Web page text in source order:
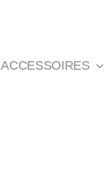
ACCESSOIRES